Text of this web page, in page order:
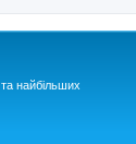
найбільших